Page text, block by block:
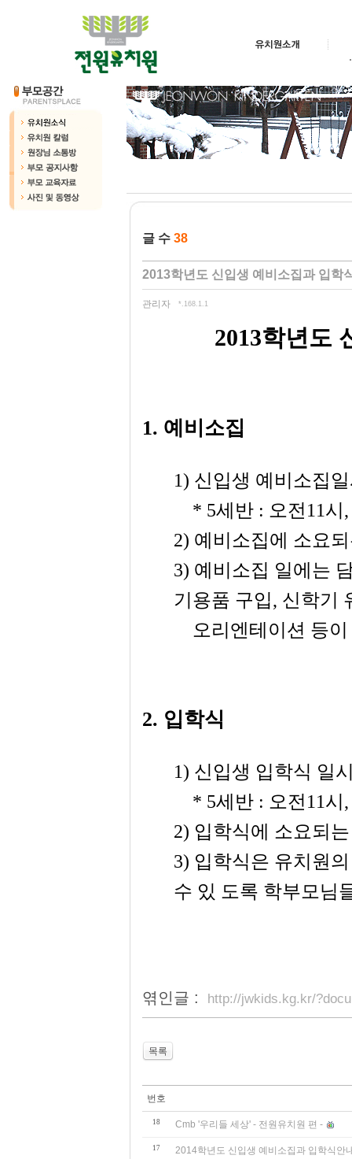
글 수 38
2013학년도 신입생 예비소집과 입학
관리자 *.168.1.1
2013학년도
1. 예비소집
1) 신입생 예비소집
* 5세반 : 오전11시
2) 예비소집에 소요
3) 예비소집 일에는
기용품 구입, 신학기
오리엔테이션 등이
2. 입학식
1) 신입생 입학식 일
* 5세반 : 오전11시
2) 입학식에 소요되
3) 입학식은 유치원
수 있 도록 학부모님
엮인글 : http://jwkids.kg.kr/
목록
번호
18 Cmb '우리들 세상' - 전원유치원 편 -
17 2014학년도 신입생 예비소집과 입학식안